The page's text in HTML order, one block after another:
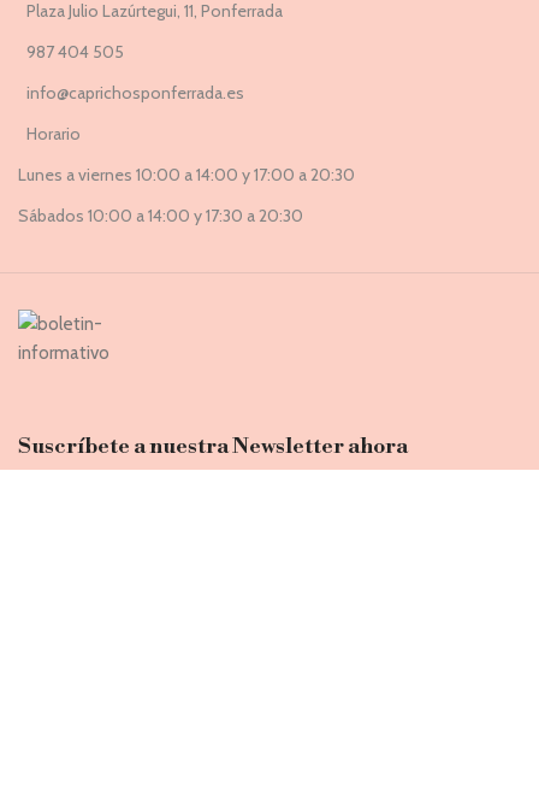
Plaza Julio Lazúrtegui, 11, Ponferrada
987 404 505
info@caprichosponferrada.es
Horario
Lunes a viernes 10:00 a 14:00 y 17:00 a 20:30
Sábados 10:00 a 14:00 y 17:30 a 20:30
Suscríbete a nuestra Newsletter ahora